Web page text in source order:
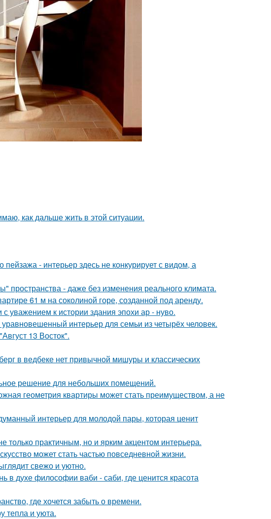
как дальше жить в этой ситуации.
- интерьер здесь не конкурирует с видом, а
- даже без изменения реального климата.
61 м на соколиной горе, созданной под аренду.
уважением к истории здания эпохи ар - нуво.
интерьер для семьи из четырёх человек.
13 Восток".
в ведбеке нет привычной мишуры и классических
решение для небольших помещений.
геометрия квартиры может стать преимуществом, а не
интерьер для молодой пары, которая ценит
практичным, но и ярким акцентом интерьера.
может стать частью повседневной жизни.
свежо и уютно.
в духе философии ваби - саби, где ценится красота
где хочется забыть о времени.
тепла и уюта.